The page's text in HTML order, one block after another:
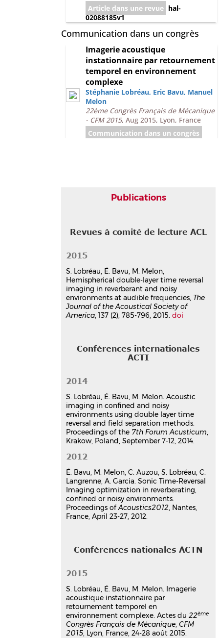
Article dans une revue hal-
02088185v1
Communication dans un congrès
Imagerie acoustique
instationnaire par retournement
temporel en environnement
complexe
Stéphanie Lobréau, Eric Bavu, Manuel
Melon
22ème Congrès Français de Mécanique
- CFM 2015, Aug 2015, Lyon, France
Communication dans un congrès
Stéphanie Lobréau,Eric Bavu
Communication dans un congrès
Sonic Time Reversal Imaging
optimization in reverberating,
confined or noisy environments
Eric Bavu,Manuel Melon,Clément
Auzou,Stéphanie Lobréau,
Christophe Langrenne,Alexandre
Garcia
Communication dans un congrès
hal-00811124v1
instationnaire de sources
acoustiques en milieu
réverbérant et bruité par
renversement temporel et
séparation de champs sur
antenne hémisphérique double
Stéphanie Lobréau
Acoustique [physics.class-ph].
Conservatoire national des arts et
metiers - CNAM, 2015. Français.
2015CNAM0993⟩
Publications
Revues à comité de lecture ACL
2015
S. Lobréau, É. Bavu, M. Melon,
Hemispherical double-layer time reversal
imaging in reverberant and noisy
environments at audible frequencies, The
Journal of the Acoustical Society of
America, 137 (2), 785-796, 2015.doi
Conférences internationales
ACTI
2014
S. Lobréau, É. Bavu, M. Melon. Acoustic
imaging in confined and noisy
environments using double layer time
reversal and field separation methods.
Proceedings of the 7th Forum Acusticum,
Krakow, Poland, September 7-12, 2014.
2012
É. Bavu, M. Melon, C. Auzou, S. Lobréau, C.
Langrenne, A. Garcia. Sonic Time-Reversal
Imaging optimization in reverberating,
confined or noisy environments.
Proceedings ofAcoustics2012, Nantes,
France, April 23-27, 2012.
Conférences nationales ACTN
2015
S. Lobréau, É. Bavu, M. Melon. Imagerie
acoustique instationnaire par
retournement temporel en
environnement complexe. Actes du22ème
Congrès Français de Mécanique,CFM
2015, Lyon, France, 24-28 août 2015.